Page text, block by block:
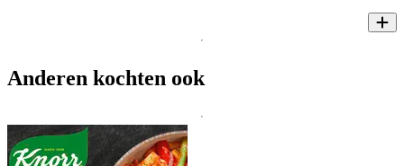
Anderen kochten ook